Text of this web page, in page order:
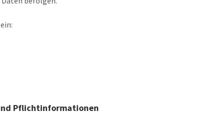
Pflichtinformationen